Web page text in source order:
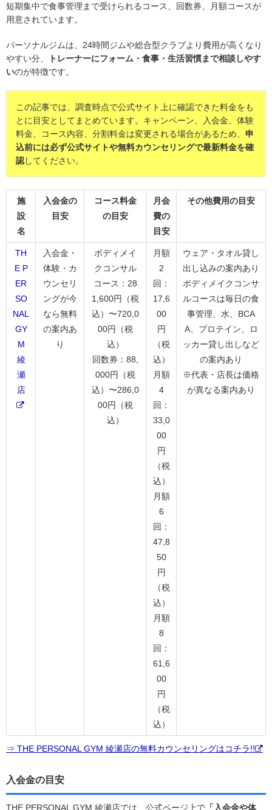
短期集中で食事管理まで受けられるコース、回数券、月額コースが
用意されています。
パーソナルジムは、24時間ジムや総合型クラブより費用が高くなり
やすい分、
トレーナーにフォーム・食事・生活習慣まで相談しやす
いのが特徴です。
この記事では、調査時点で公式サイト上に確認できた料金をも
とに目安としてまとめています。キャンペーン、入会金、体験
料金、コース内容、分割料金は変更される場合があるため、 申
込前には必ず公式サイトや無料カウンセリングで最新料金を確
認してください。
施
設
名
入会金の
目安
コース料金
の目安
月会
費の
目安
その他費用の目安
TH
E P
ER
SO
NAL
GY
M
綾
瀬
店
入会金・
体験・カ
ウンセリ
ングが今
なら無料
の案内あ
り
ボディメイ
クコンサル
コース：28
1,600円（税
込）〜720,0
00円（税
込）
回数券：88,
000円（税
込）〜286,0
00円（税
込）
月額
2
回：
17,6
00
円
（税
込）
月額
4
回：
33,0
00
円
（税
込）
月額
6
回：
47,8
50
円
（税
込）
月額
8
回：
61,6
00
円
（税
込）
ウェア・タオル貸し
出し込みの案内あり
ボディメイクコンサ
ルコースは毎日の食
事管理、水、BCA
A、プロテイン、ロ
ッカー貸し出しなど
の案内あり
※代表・店長は価格
が異なる案内あり
⇒ THE PERSONAL GYM 綾瀬店の無料カウンセリングはコチラ!!
入会金の目安
THE PERSONAL GYM 綾瀬店では、公式ページ上で 「入会金や体